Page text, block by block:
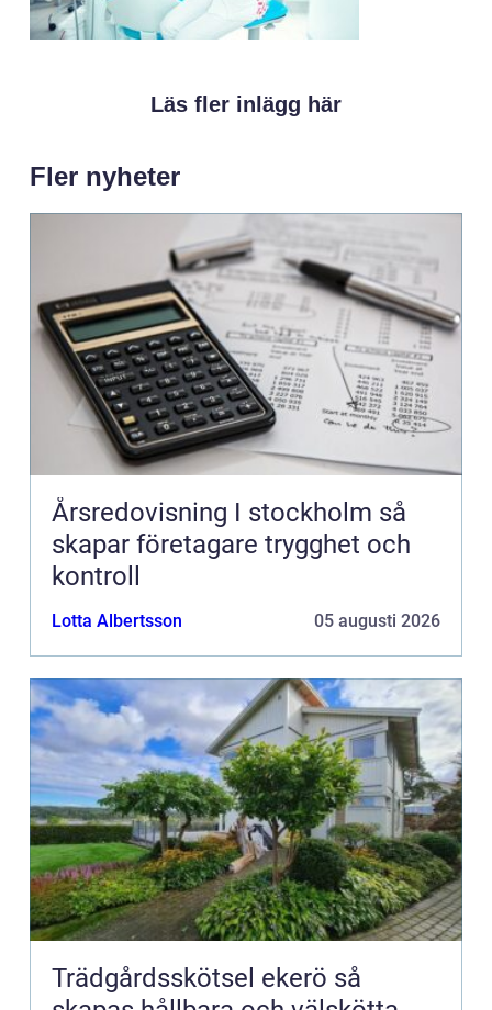
Läs fler inlägg här
Fler nyheter
Årsredovisning I stockholm så
skapar företagare trygghet och
kontroll
Lotta Albertsson 05 augusti 2026
Trädgårdsskötsel ekerö så